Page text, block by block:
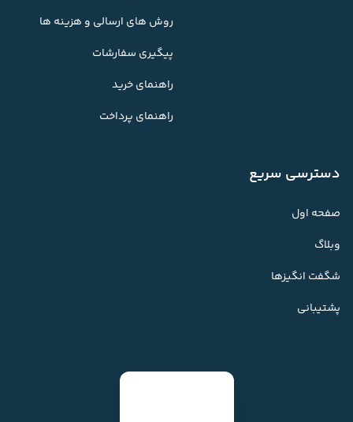
روش های ارسالی و هزینه ها
پیگیری سفارشات
راهنمای خرید
راهنمای پرداخت
دسترسی سریع
صفحه اول
وبلاگ
شگفت انگیزها
پشتیبانی